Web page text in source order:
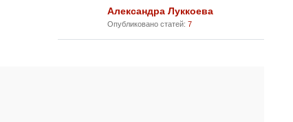
Александра Луккоева
Опубликовано статей: 7